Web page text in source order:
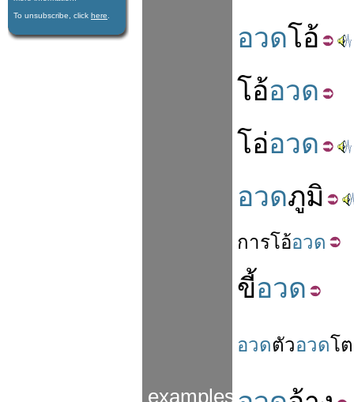
To unsubscribe, click here
examples
อวดโอ้
โอ้อวด
โอ่อวด
อวดภูมิ
การโอ้อวด
ขี้อวด
อวดตัวอวดโต